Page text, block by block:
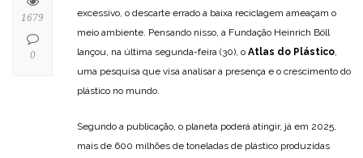
excessivo, o descarte errado a baixa reciclagem ameaçam o
meio ambiente. Pensando nisso, a Fundação Heinrich Böll
lançou, na última segunda-feira (30), o Atlas do Plástico
uma pesquisa que visa analisar a presença e o crescimento do
plástico no mundo.
Segundo a publicação, o planeta poderá atingir, já em 2025,
mais de 600 milhões de toneladas de plástico produzidas
1679
0